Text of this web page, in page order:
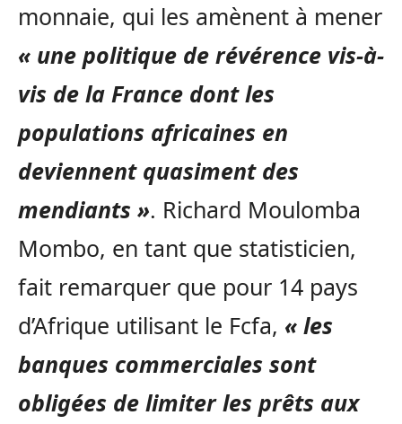
monnaie, qui les amènent à mener
« une politique de révérence vis-à-
vis de la France dont les
populations africaines en
deviennent quasiment des
mendiants ». Richard Moulomba
Mombo, en tant que statisticien,
fait remarquer que pour 14 pays
d’Afrique utilisant le Fcfa, « les
banques commerciales sont
obligées de limiter les prêts aux